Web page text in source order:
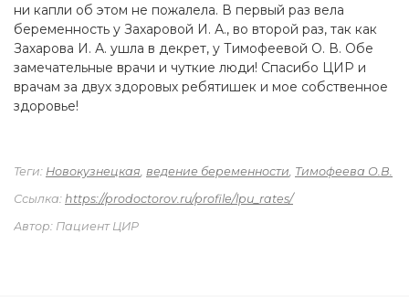
ни капли об этом не пожалела. В первый раз вела
беременность у Захаровой И. А., во второй раз, так как
Захарова И. А. ушла в декрет, у Тимофеевой О. В. Обе
замечательные врачи и чуткие люди! Спасибо ЦИР и
врачам за двух здоровых ребятишек и мое собственное
здоровье!
Теги: Новокузнецкая, ведение беременности, Тимофеева О.В.
Ссылка: https://prodoctorov.ru/profile/lpu_rates/
Автор: Пациент ЦИР